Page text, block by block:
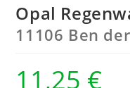
Opal
11106 Ben
11,25 €